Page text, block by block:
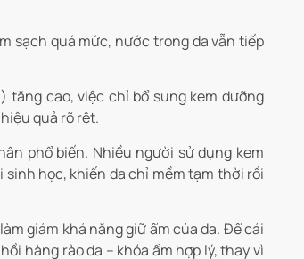
sạch quá mức, nước trong da vẫn tiếp
tăng cao, việc chỉ bổ sung kem dưỡng
quả rõ rệt.
phổ biến. Nhiều người sử dụng kem
học, khiến da chỉ mềm tạm thời rồi
giảm khả năng giữ ẩm của da. Để cải
hàng rào da – khóa ẩm hợp lý, thay vì